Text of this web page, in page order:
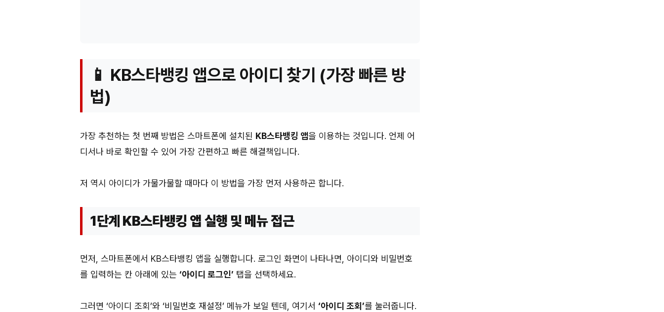
📱 KB스타뱅킹 앱으로 아이디 찾기 (가장 빠른 방
법)
가장 추천하는 첫 번째 방법은 스마트폰에 설치된 KB스타뱅킹 앱을 이용하는 것입니다. 언제 어
디서나 바로 확인할 수 있어 가장 간편하고 빠른 해결책입니다.
저 역시 아이디가 가물가물할 때마다 이 방법을 가장 먼저 사용하곤 합니다.
1단계 KB스타뱅킹 앱 실행 및 메뉴 접근
먼저, 스마트폰에서 KB스타뱅킹 앱을 실행합니다. 로그인 화면이 나타나면, 아이디와 비밀번호
를 입력하는 칸 아래에 있는 ‘아이디 로그인’ 탭을 선택하세요.
그러면 ‘아이디 조회’와 ‘비밀번호 재설정’ 메뉴가 보일 텐데, 여기서 ‘아이디 조회’를 눌러줍니다.